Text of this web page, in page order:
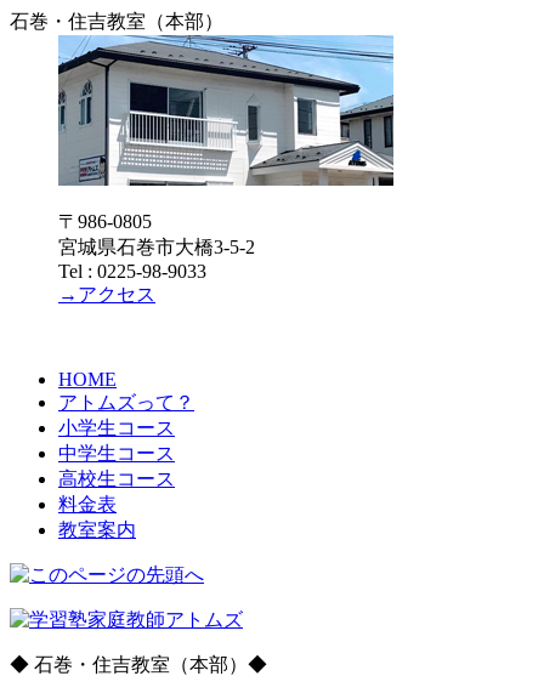
石巻・住吉教室（本部）
〒986-0805
宮城県石巻市大橋3-5-2
Tel : 0225-98-9033
→アクセス
HOME
アトムズって？
小学生コース
中学生コース
高校生コース
料金表
教室案内
◆ 石巻・住吉教室（本部） ◆